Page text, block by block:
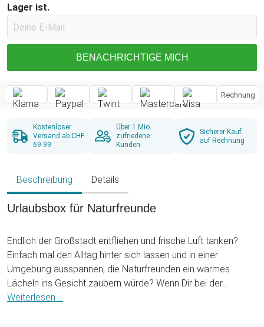
Lager ist.
BENACHRICHTIGE MICH
Rechnung
Kostenloser
Versand ab CHF
69.99
Über 1 Mio.
zufriedene
Kunden
Sicherer Kauf
auf Rechnung
Beschreibung Details
Urlaubsbox für Naturfreunde
Endlich der Großstadt entfliehen und frische Luft tanken?
Einfach mal den Alltag hinter sich lassen und in einer
Umgebung ausspannen, die Naturfreunden ein warmes
Lächeln ins Gesicht zaubern würde? Wenn Dir bei der
Vorstellung von Wanderungen in bergigen Waldgebieten
Weiterlesen ...